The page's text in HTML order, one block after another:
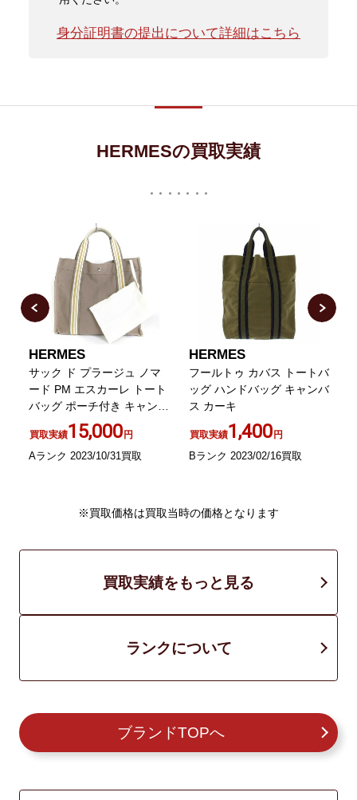
身分証明書の提出について詳細はこちら
HERMESの買取実績
HERMES
サック ド プラージュ ノマ
ード PM エスカーレ トート
バッグ ポーチ付き キャンバ
ス ベージュ
買取実績15,000円
Aランク 2023/10/31買取
HERMES
フールトゥ カバス トートバ
ッグ ハンドバッグ キャンバ
ス カーキ
買取実績1,400円
Bランク 2023/02/16買取
※買取価格は買取当時の価格となります
買取実績をもっと見る
ランクについて
ブランドTOPへ